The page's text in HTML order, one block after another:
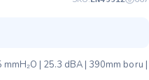
| 25.3 dBA | 390mm boru |